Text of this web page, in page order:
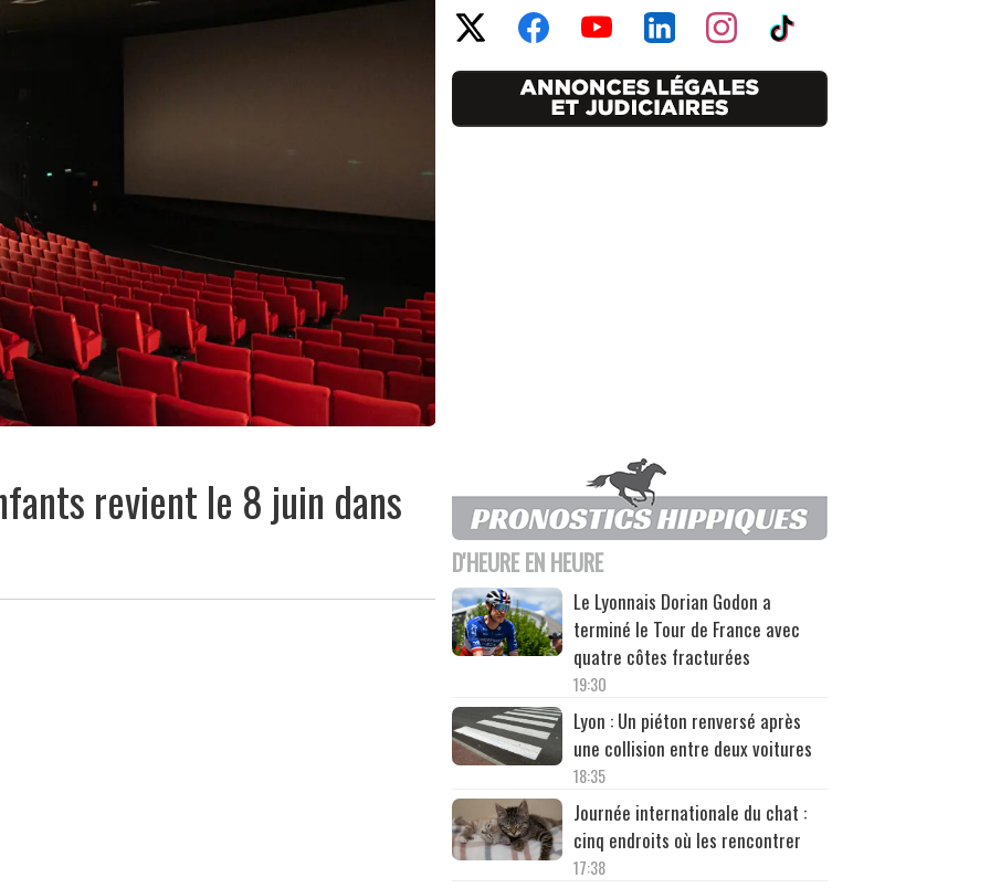
revient le 8 juin dans
D'HEURE EN HEURE
Le Lyonnais Dorian Godon a
terminé le Tour de France avec
quatre côtes fracturées
19:30
Lyon : Un piéton renversé après
une collision entre deux voitures
18:35
Journée internationale du chat :
cinq endroits où les rencontrer
17:38